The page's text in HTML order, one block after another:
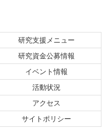
研究支援メニュー
研究資金公募情報
イベント情報
活動状況
アクセス
サイトポリシー